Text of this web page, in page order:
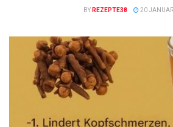
BY REZEPTE38 20